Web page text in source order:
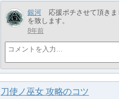
銀河
応援ポチさせて頂き
を致します。
8年前
刀使ノ巫女 攻略のコツ